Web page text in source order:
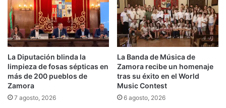
La Diputación blinda la
limpieza de fosas sépticas en
más de 200 pueblos de
Zamora
7 agosto, 2026
La Banda de Música de
Zamora recibe un homenaje
tras su éxito en el World
Music Contest
6 agosto, 2026